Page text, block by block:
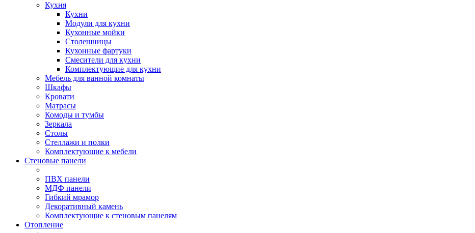
Кухня
Кухни
Модули для кухни
Кухонные мойки
Столешницы
Кухонные фартуки
Смесители для кухни
Комплектующие для кухни
Мебель для ванной комнаты
Шкафы
Кровати
Матрасы
Комоды и тумбы
Зеркала
Столы
Стеллажи и полки
Комплектующие к мебели
Стеновые панели
ПВХ панели
МДФ панели
Гибкий мрамор
Декоративный камень
Комплектующие к стеновым панелям
Отопление